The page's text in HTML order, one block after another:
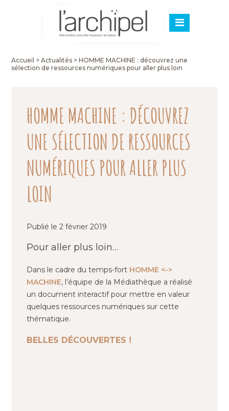
Accueil >Actualités >HOMME MACHINE : découvrez une
sélection de ressources numériques pour aller plus loin
HOMME MACHINE : DÉCOUVREZ
UNE SÉLECTION DE RESSOURCES
NUMÉRIQUES POUR ALLER PLUS
LOIN
Publié le 2 février 2019
Pour aller plus loin…
Dans le cadre du temps-fort HOMME <->
MACHINE, l’équipe de la Médiathèque a réalisé
un document interactif pour mettre en valeur
quelques ressources numériques sur cette
thématique.
BELLES DÉCOUVERTES !